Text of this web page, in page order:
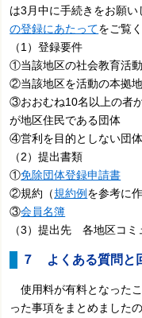
は3月中に手続きをお願
の登録にあたってをご覧
（1）登録要件
①当該地区の社会教育活
②当該地区を活動の本拠
③おおむね10名以上の者
が地区住民である団体
④営利を目的としない団体
（2）提出書類
①免除団体登録申請書
②規約（規約例 を参考に
③会員名簿
（3）提出先 各地区コミ
７ よくある質問と
使用料が有料となった
った事項をまとめました